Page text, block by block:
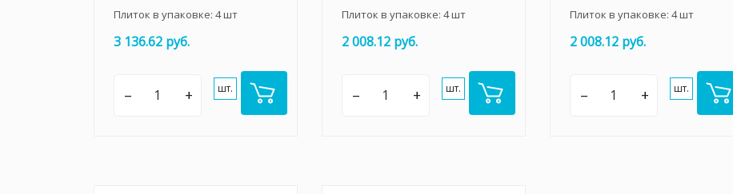
Плиток в упаковке: 4шт
3 136.62 руб.
– + шт.
Плиток в упаковке: 4шт
2 008.12 руб.
– + шт.
Плиток в упаковке: 4шт
2 008.12 руб.
– + шт.